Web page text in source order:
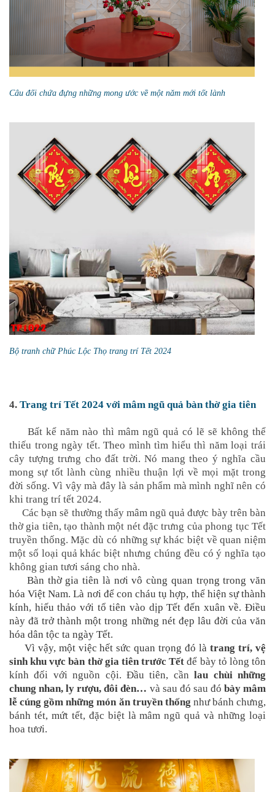
Câu đối chứa đựng những mong ước về một năm mới tốt lành
Bộ tranh chữ Phúc Lộc Thọ trang trí Tết 2024
4. Trang trí Tết 2024 với mâm ngũ quả bàn thờ gia tiên
Bất kể năm nào thì mâm ngũ quả có lẽ sẽ không thể
thiếu trong ngày tết. Theo mình tìm hiểu thì năm loại trái
cây tượng trưng cho đất trời. Nó mang theo ý nghĩa cầu
mong sự tốt lành cùng nhiều thuận lợi về mọi mặt trong
đời sống. Vì vậy mà đây là sản phẩm mà mình nghĩ nên có
khi trang trí tết 2024.
Các bạn sẽ thường thấy mâm ngũ quả được bày trên bàn
thờ gia tiên, tạo thành một nét đặc trưng của phong tục Tết
truyền thống. Mặc dù có những sự khác biệt về quan niệm
một số loại quả khác biệt nhưng chúng đều có ý nghĩa tạo
không gian tươi sáng cho nhà.
Bàn thờ gia tiên là nơi vô cùng quan trọng trong văn
hóa Việt Nam. Là nơi để con cháu tụ hợp, thể hiện sự thành
kính, hiếu thảo với tổ tiên vào dịp Tết đến xuân về. Điều
này đã trở thành một trong những nét đẹp lâu đời của văn
hóa dân tộc ta ngày Tết.
Vì vậy, một việc hết sức quan trọng đó làtrang trí, vệ
sinh khu vực bàn thờ gia tiên trước Tết để bày tỏ lòng tôn
kính đối với nguồn cội. Đầu tiên, cầnlau chùi những
chung nhan, ly rượu, đôi đèn… và sau đó sau đó bày mâm
lễ cúng gồm những món ăn truyền thống như bánh chưng,
bánh tét, mứt tết, đặc biệt là mâm ngũ quả và những loại
hoa tươi.